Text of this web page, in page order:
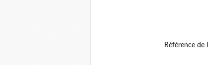
Référence de